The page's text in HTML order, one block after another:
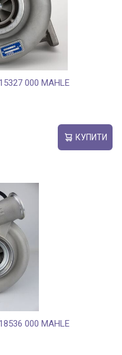
000 MAHLE
КУПИТИ
000 MAHLE